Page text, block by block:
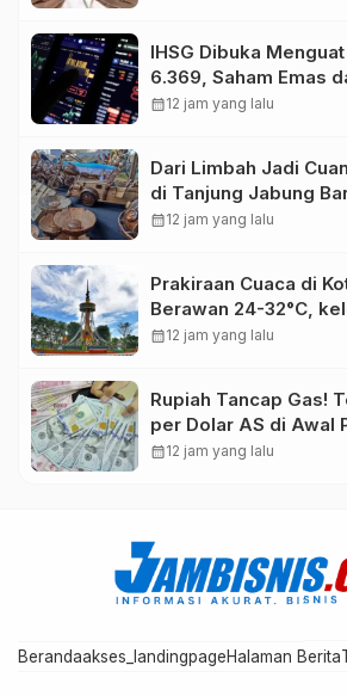
IHSG Dibuka
6.369, Saham Emas
Penggerak
calendar_month12 jam yang lalu
Dari Limbah Jadi
di Tanjung Jabung
Kerajinan Bernilai
calendar_month12 jam yang lalu
Prakiraan Cuaca di
Berawan 24-32°C,
persen.
calendar_month12 jam yang lalu
Rupiah Tancap Gas!
per Dolar AS di Awal
calendar_month12 jam yang lalu
Berandaakses_landingpageHalaman Berita